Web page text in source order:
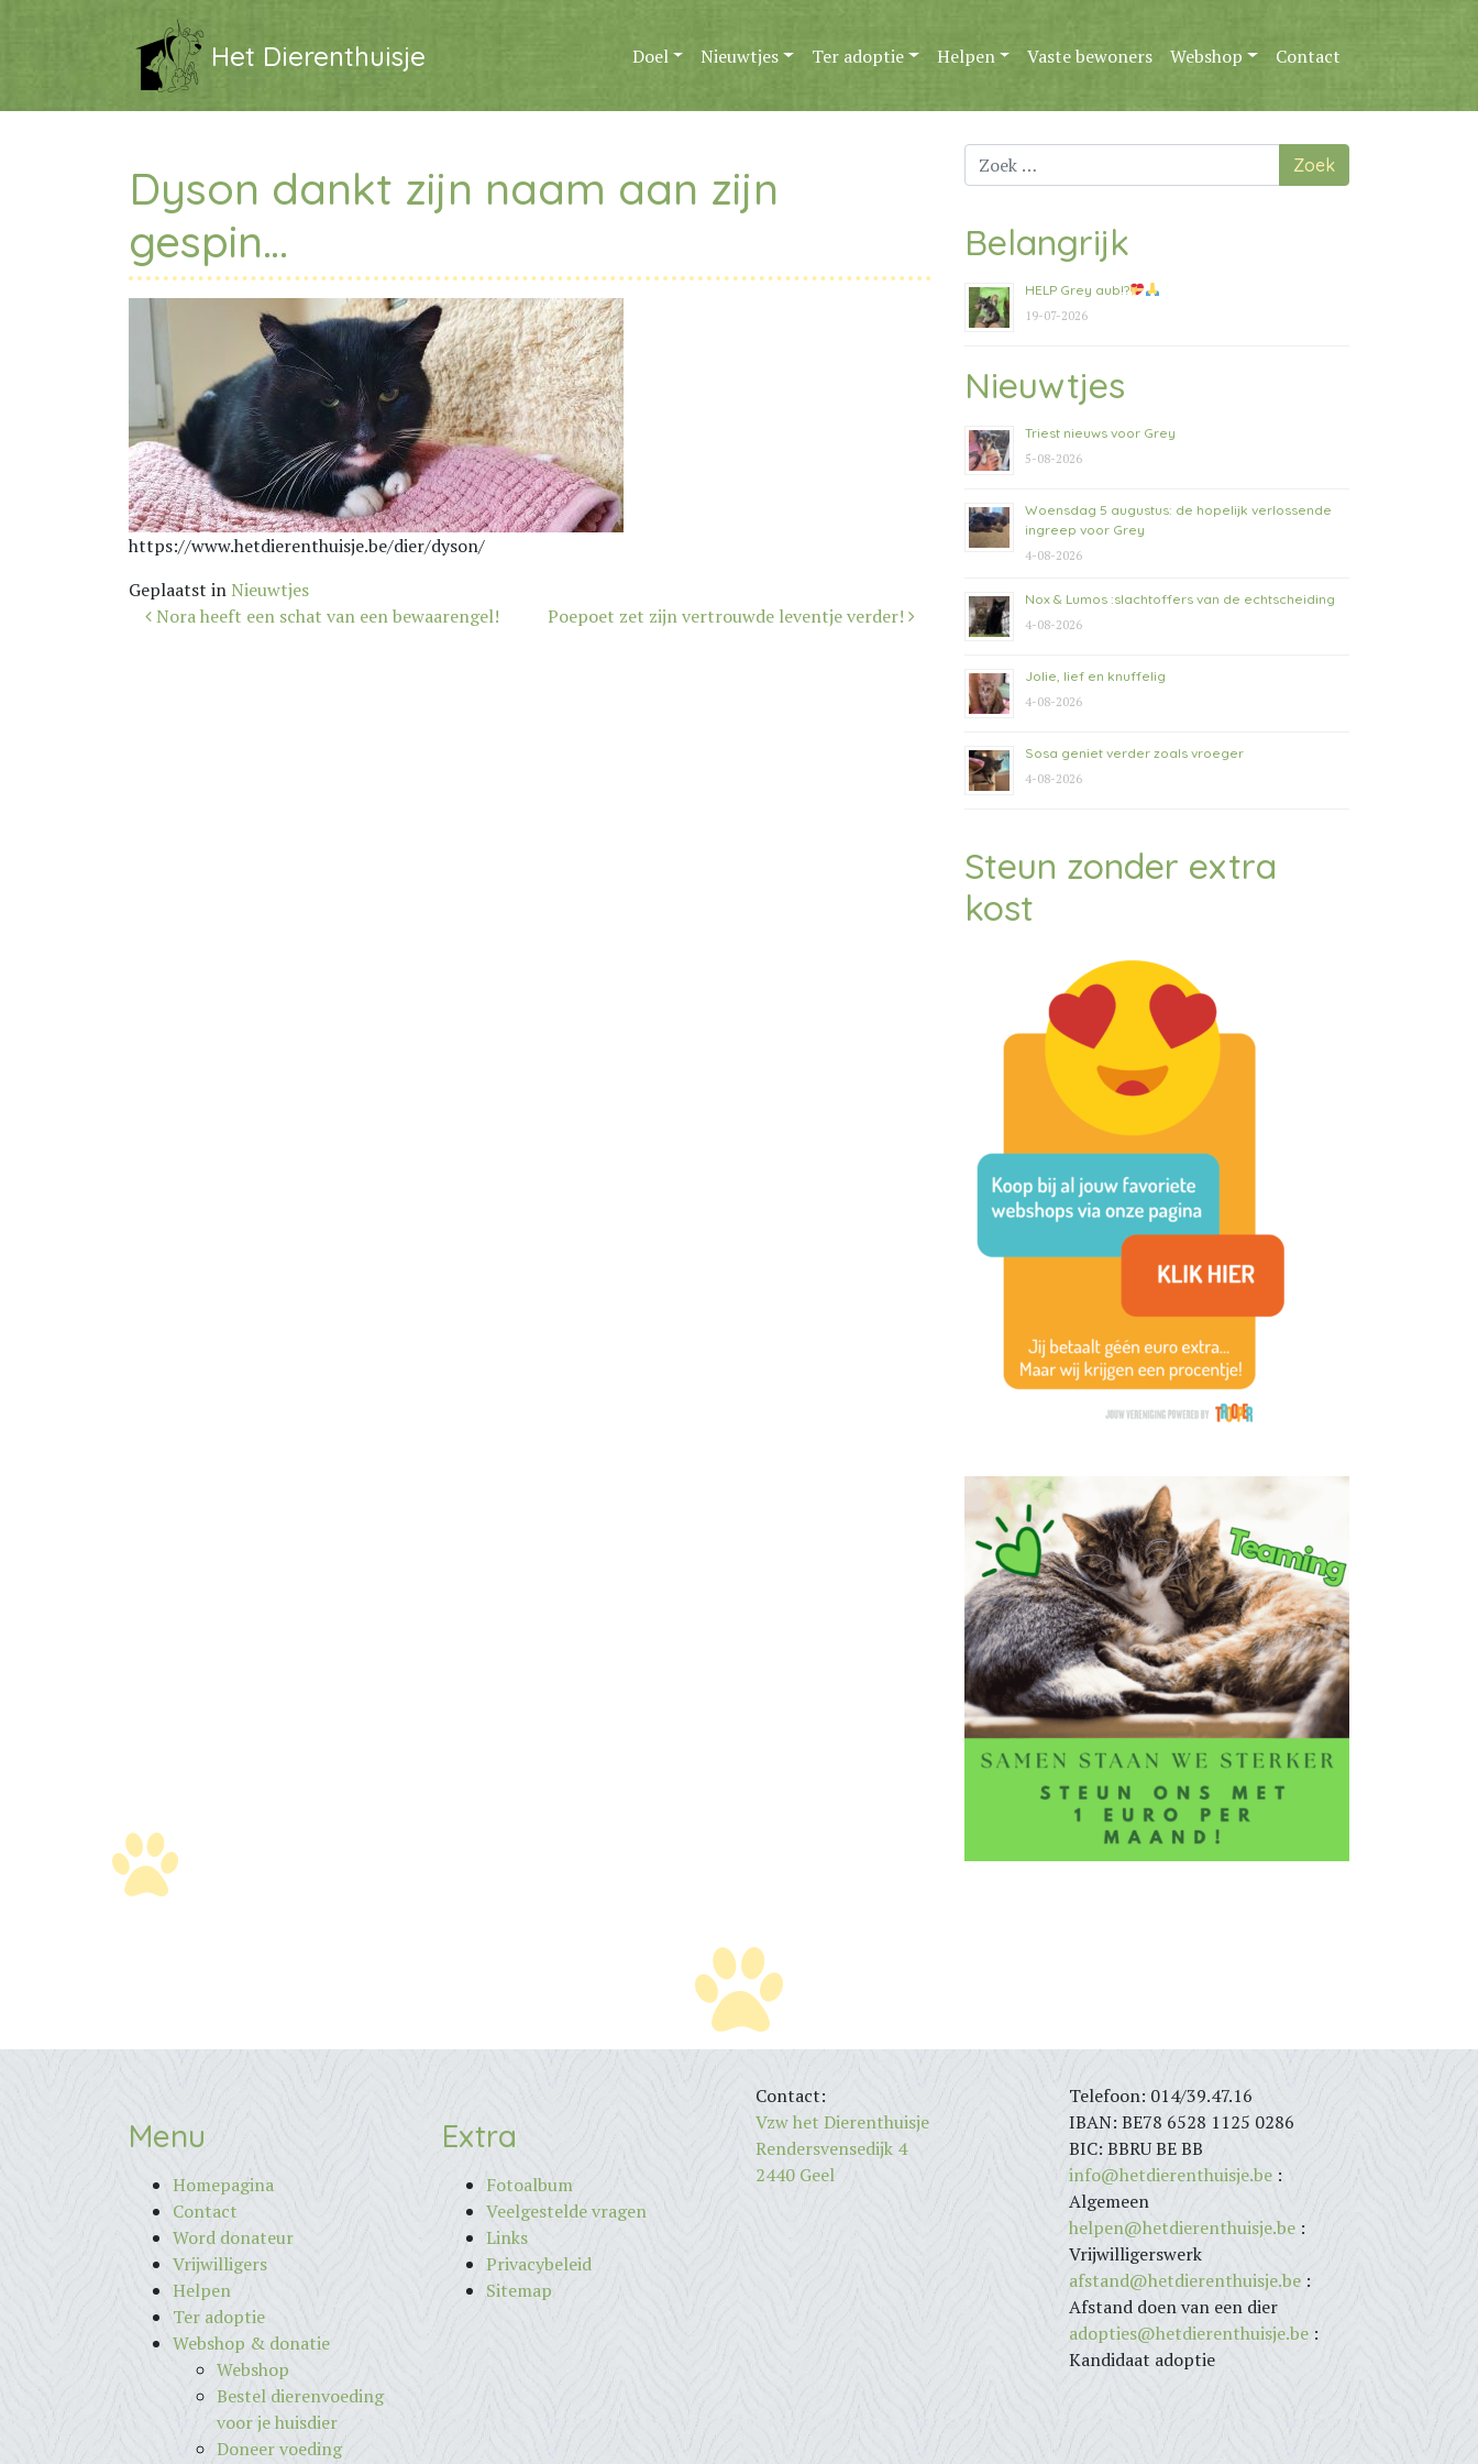
Het Dierenthuisje Doel Nieuwtjes Ter adoptie Helpen Vaste bewoners Webshop Contact
Dyson dankt zijn naam aan zijn
gespin…
https://www.hetdierenthuisje.be/dier/dyson/
Geplaatst in Nieuwtjes
Bericht
Nora heeft een schat van een bewaarengel! Poepoet zet zijn vertrouwde leventje verder!
Zoek
naar:
Belangrijk
HELP Grey aub!?
19-07-2026
Nieuwtjes
Triest nieuws voor Grey
5-08-2026
Woensdag 5 augustus: de hopelijk verlossende
ingreep voor Grey
4-08-2026
Nox & Lumos :slachtoffers van de echtscheiding
4-08-2026
Jolie, lief en knuffelig
4-08-2026
Sosa geniet verder zoals vroeger
4-08-2026
Steun zonder extra
kost
Menu
Homepagina
Contact
Word donateur
Vrijwilligers
Helpen
Ter adoptie
Webshop & donatie
Webshop
Bestel dierenvoeding
voor je huisdier
Doneer voeding
Extra
Fotoalbum
Veelgestelde vragen
Links
Privacybeleid
Sitemap
Contact:
Vzw het Dierenthuisje
Rendersvensedijk 4
2440 Geel
Telefoon: 014/39.47.16
IBAN: BE78 6528 1125 0286
BIC: BBRU BE BB
info@hetdierenthuisje.be :
Algemeen
helpen@hetdierenthuisje.be :
Vrijwilligerswerk
afstand@hetdierenthuisje.be :
Afstand doen van een dier
adopties@hetdierenthuisje.be :
Kandidaat adoptie